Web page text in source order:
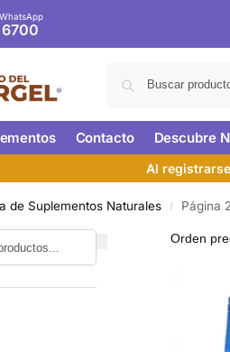
6700
Contacto Descubre
Al
de Suplementos Naturales / Página 2